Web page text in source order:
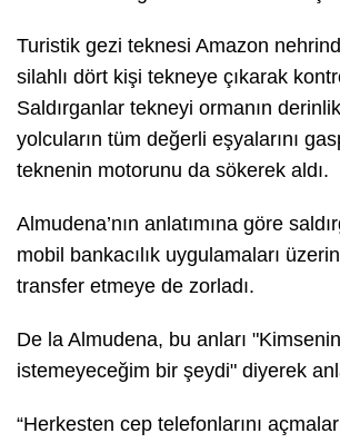
Turistik gezi teknesi Amazon
silahlı dört kişi tekneye çıkarak
Saldırganlar tekneyi ormanın
yolcuların tüm değerli eşyalarını
teknenin motorunu da sökerek aldı.
Almudena’nın anlatımına göre
mobil bankacılık uygulamaları
transfer etmeye de zorladı.
De la Almudena, bu anları
istemeyeceğim bir şeydi" diyerek
“Herkesten cep telefonlarını